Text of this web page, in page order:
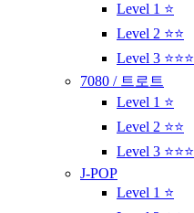
Level 1 ⭐
Level 2 ⭐⭐
Level 3 ⭐⭐⭐
7080 / 트로트
Level 1 ⭐
Level 2 ⭐⭐
Level 3 ⭐⭐⭐
J-POP
Level 1 ⭐